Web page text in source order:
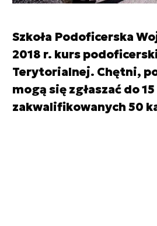
Szkoła Podoficerska
2018 r. kurs
Terytorialnej. Chętni,
mogą się zgłaszać do
zakwalifikowanych 50